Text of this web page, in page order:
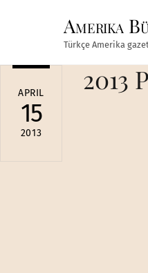
Amerika
Türkçe Amerika
APRIL
15
2013
2013